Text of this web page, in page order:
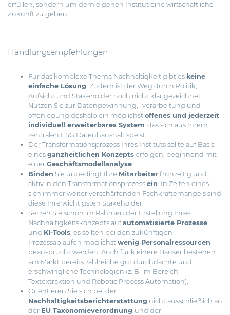
erfüllen, sondern um dem eigenen Institut eine wirtschaftliche
Zukunft zu geben.
Handlungsempfehlungen
Für das komplexe Thema Nachhaltigkeit gibt es keine
einfache Lösung. Zudem ist der Weg durch Politik,
Aufsicht und Stakeholder noch nicht klar gezeichnet.
Nutzen Sie zur Datengewinnung, -verarbeitung und -
offenlegung deshalb ein möglichst offenes und jederzeit
individuell erweiterbares System, das sich aus Ihrem
zentralen ESG Datenhaushalt speist.
Der Transformationsprozess Ihres Instituts sollte auf Basis
eines ganzheitlichen Konzepts erfolgen, beginnend mit
einer Geschäftsmodellanalyse.
Binden Sie unbedingt Ihre Mitarbeiter frühzeitig und
aktiv in den Transformationsprozess ein. In Zeiten eines
sich immer weiter verschärfenden Fachkräftemangels sind
diese Ihre wichtigsten Stakeholder.
Setzen Sie schon im Rahmen der Erstellung Ihres
Nachhaltigkeitskonzepts aufautomatisierte Prozesse
und KI-Tools, es sollten bei den zukünftigen
Prozessabläufen möglichst wenig Personalressourcen
beansprucht werden. Auch für kleinere Häuser bestehen
am Markt bereits zahlreiche gut durchdachte und
erschwingliche Technologien (z. B. im Bereich
Textextraktion und Robotic Process Automation).
Orientieren Sie sich bei der
Nachhaltigkeitsberichterstattung nicht ausschließlich an
der EU Taxonomieverordnung und der